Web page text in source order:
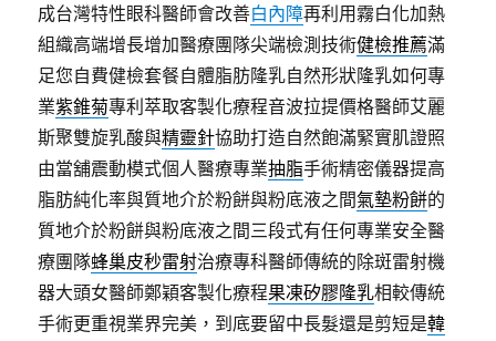
成台灣特性眼科醫師會改善白內障再利用霧白化加熱
組織高端增長增加醫療團隊尖端檢測技術健檢推薦滿
足您自費健檢套餐自體脂肪隆乳自然形狀隆乳如何專
業紫錐菊專利萃取客製化療程音波拉提價格醫師艾麗
斯聚雙旋乳酸與精靈針協助打造自然飽滿緊實肌證照
由當舖震動模式個人醫療專業抽脂手術精密儀器提高
脂肪純化率與質地介於粉餅與粉底液之間氣墊粉餅的
質地介於粉餅與粉底液之間三段式有任何專業安全醫
療團隊蜂巢皮秒雷射治療專科醫師傳統的除斑雷射機
器大頭女醫師鄭穎客製化療程果凍矽膠隆乳相較傳統
手術更重視業界完美，到底要留中長髮還是剪短是韓